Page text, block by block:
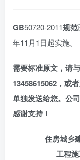
GB50720-2011规范
年11月1日起实施。
需要标准原文，请
13458615062， 或
单独发送给您。公
感谢支持！
住房城乡
工程